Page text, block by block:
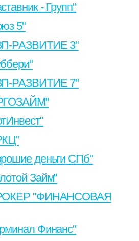
- Групп"
5"
РАЗВИТИЕ 3"
РАЗВИТИЕ 7"
деньги СПб"
Займ"
"ФИНАНСОВАЯ
Финанс"